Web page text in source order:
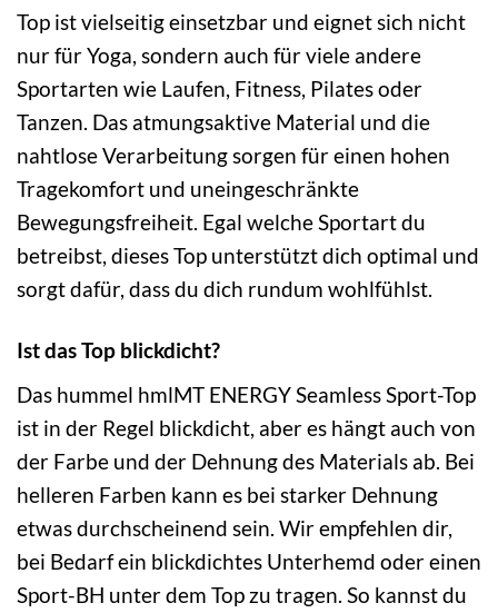
Top ist vielseitig einsetzbar und eignet sich nicht
nur für Yoga, sondern auch für viele andere
Sportarten wie Laufen, Fitness, Pilates oder
Tanzen. Das atmungsaktive Material und die
nahtlose Verarbeitung sorgen für einen hohen
Tragekomfort und uneingeschränkte
Bewegungsfreiheit. Egal welche Sportart du
betreibst, dieses Top unterstützt dich optimal und
sorgt dafür, dass du dich rundum wohlfühlst.
Ist das Top blickdicht?
Das hummel hmlMT ENERGY Seamless Sport-Top
ist in der Regel blickdicht, aber es hängt auch von
der Farbe und der Dehnung des Materials ab. Bei
helleren Farben kann es bei starker Dehnung
etwas durchscheinend sein. Wir empfehlen dir,
bei Bedarf ein blickdichtes Unterhemd oder einen
Sport-BH unter dem Top zu tragen. So kannst du